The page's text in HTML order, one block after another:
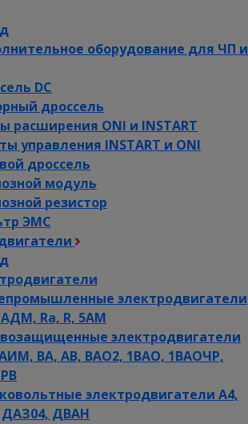
оборудование для ЧП и
DC
дроссель
расширения ONI и INSTART
управления INSTART и ONI
дроссель
модуль
резистор
ЭМС
электродвигатели
Ra, R, 5AM
электродвигатели
ВА, АВ, ВАO2, 1ВАО, 1ВАОЧР,
электродвигатели A4,
ДВАН